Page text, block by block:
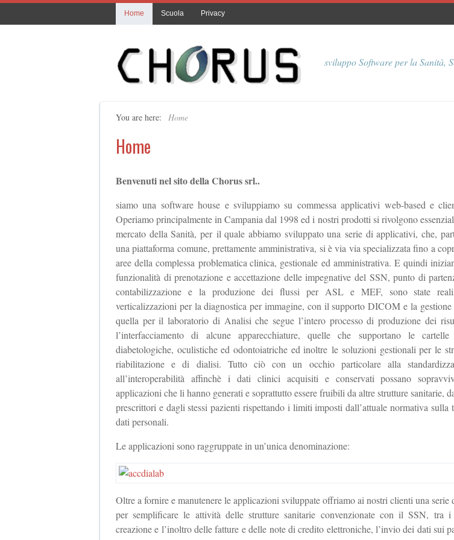
Home Scuola Privacy
sviluppo Software per la Sanità,
You are here: Home
Home
Benvenuti nel sito della Chorus srl..
siamo una software house e sviluppiamo su commessa applicativi web-based e
Operiamo principalmente in Campania dal 1998 ed i nostri prodotti si rivolgono
mercato della Sanità, per il quale abbiamo sviluppato una serie di applicativi, che,
una piattaforma comune, prettamente amministrativa, si è via via specializzata fino a
aree della complessa problematica clinica, gestionale ed amministrativa. E quindi
funzionalità di prenotazione e accettazione delle impegnative del SSN, punto di
contabilizzazione e la produzione dei flussi per ASL e MEF, sono state
verticalizzazioni per la diagnostica per immagine, con il supporto DICOM e la
quella per il laboratorio di Analisi che segue l’intero processo di produzione dei
l’interfacciamento di alcune apparecchiature, quelle che supportano le cartelle
diabetologiche, oculistiche ed odontoiatriche ed inoltre le soluzioni gestionali per le
riabilitazione e di dialisi. Tutto ciò con un occhio particolare alla
all’interoperabilità affinchè i dati clinici acquisiti e conservati possano
applicazioni che li hanno generati e soprattutto essere fruibili da altre strutture sanitarie,
prescrittori e dagli stessi pazienti rispettando i limiti imposti dall’attuale normativa sulla
dati personali.
Le applicazioni sono raggruppate in un’unica denominazione:
Oltre a fornire e manutenere le applicazioni sviluppate offriamo ai nostri clienti una serie
per semplificare le attività delle strutture sanitarie convenzionate con il SSN, tra
creazione e l’inoltro delle fatture e delle note di credito elettroniche, l’invio dei dati sui